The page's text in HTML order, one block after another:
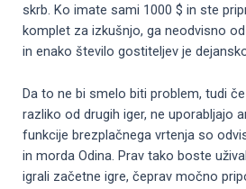
skrb. Ko imate sami 1000 $ in ste
komplet za izkušnjo, ga neodvisno
in enako število gostiteljev je
Da to ne bi smelo biti problem, tudi
razliko od drugih iger, ne uporabljajo
funkcije brezplačnega vrtenja so
in morda Odina. Prav tako boste
igrali začetne igre, čeprav močno